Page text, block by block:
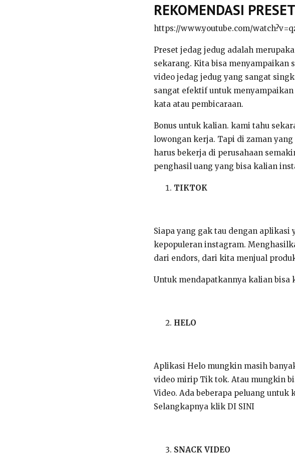
REKOMENDASI
https://www.youtube.com/
Preset jedag jedug adalah
sekarang. Kita bisa menyampaikan
video jedag jedug yang sangat
sangat efektif untuk
kata atau pembicaraan.
Bonus untuk kalian. kami tahu
lowongan kerja. Tapi di zaman
harus bekerja di perusahaan
penghasil uang yang bisa kalian
TIKTOK
Siapa yang gak tau dengan
kepopuleran instagram.
dari endors, dari kita menjual
Untuk mendapatkannya kalian bisa
HELO
Aplikasi Helo mungkin masih
video mirip Tik tok. Atau mungkin
Video. Ada beberapa peluang
Selangkapnya klik DI SINI
SNACK VIDEO